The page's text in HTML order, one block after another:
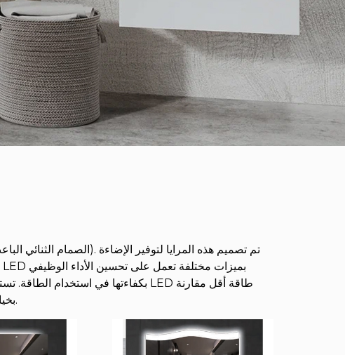
بخيارات الإضاءة التقليدية، مما يساهم في توفير الطاقة بمرور الوقت.